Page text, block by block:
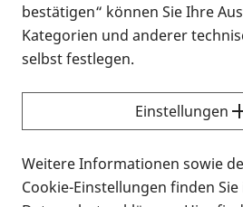
Köln.
Zu unserem Treffen am 30.
Schlaganfall: Ursachen,
Als Referent haben wir Herrn
bestätigen“ können Sie Ihre
Kategorien und anderer
selbst festlegen.
Einstellungen
Weitere Informationen sowie
Cookie-Einstellungen finden